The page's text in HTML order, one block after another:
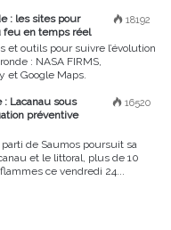
18192
: les sites pour
feu en temps réel
et outils pour suivre l’évolution
: NASA FIRMS,
et Google Maps.
16520
: Lacanau sous
préventive
de Saumos poursuit sa
et le littoral, plus de 10
ce vendredi 24...